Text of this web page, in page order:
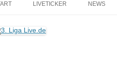
LIVETICKER NEWS